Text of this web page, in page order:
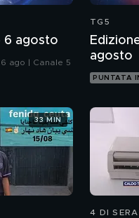
6 agosto
ago | Canale 5
TG5
agosto
PUNTATA
33 MIN
4 DI SERA